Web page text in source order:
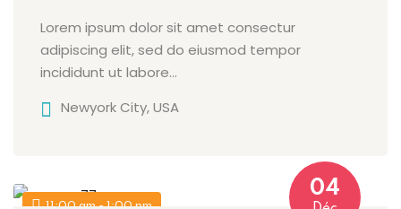
Lorem ipsum dolor sit amet consectur
adipiscing elit, sed do eiusmod tempor
incididunt ut labore…
Newyork City, USA
11:00 am - 1:00 pm
04